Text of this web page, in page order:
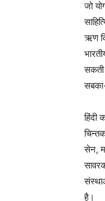
जो
ऋण
सकती
हिंदी
सेन,
है।